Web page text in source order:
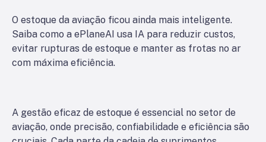
O estoque da aviação ficou ainda mais inteligente.
Saiba como a ePlaneAI usa IA para reduzir custos,
evitar rupturas de estoque e manter as frotas no ar
com máxima eficiência.
A gestão eficaz de estoque é essencial no setor de
aviação, onde precisão, confiabilidade e eficiência são